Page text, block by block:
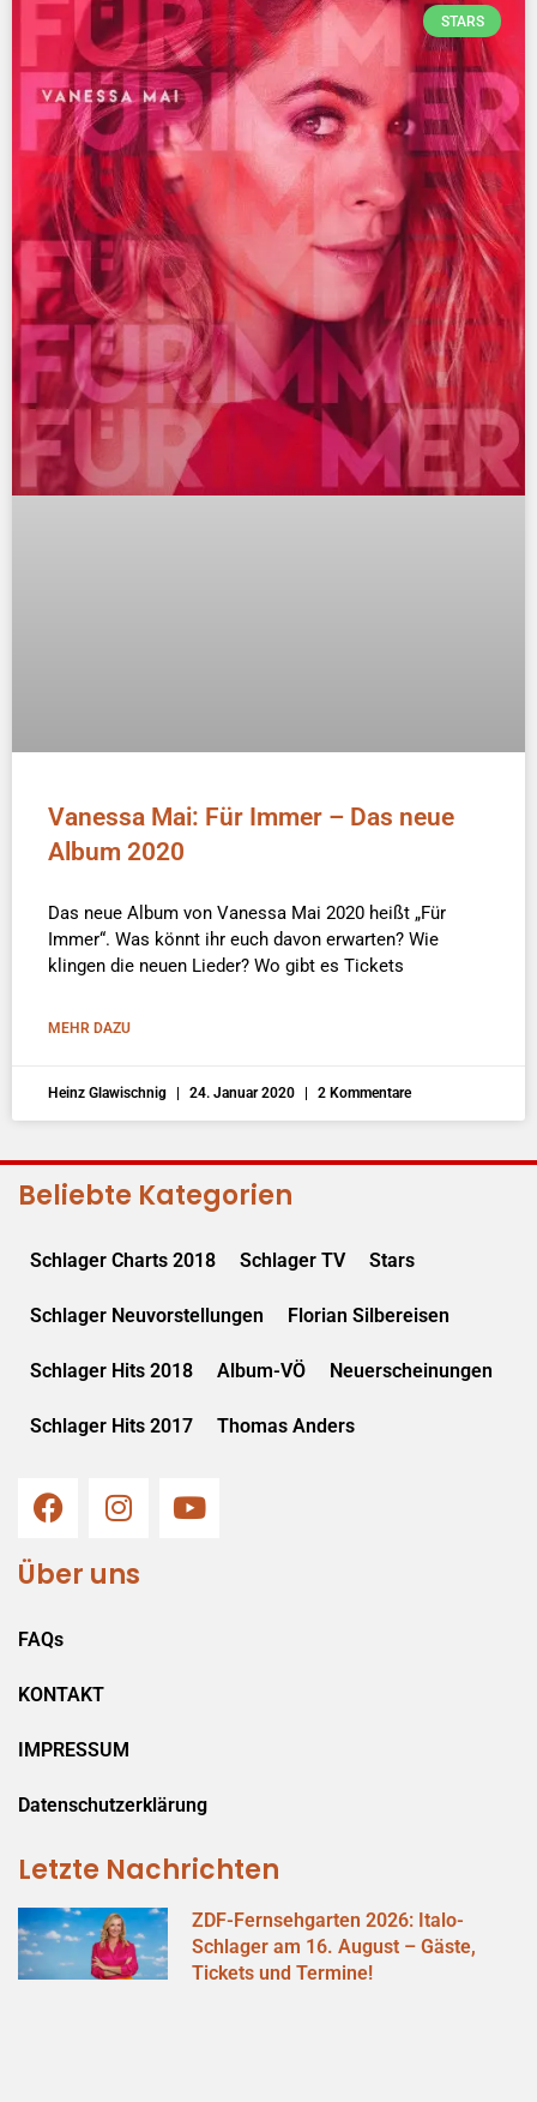
STARS
Vanessa Mai: Für Immer – Das neue
Album 2020
Das neue Album von Vanessa Mai 2020 heißt „Für
Immer“. Was könnt ihr euch davon erwarten? Wie
klingen die neuen Lieder? Wo gibt es Tickets
MEHR DAZU
Heinz Glawischnig 24. Januar 2020 2 Kommentare
Beliebte Kategorien
Schlager Charts 2018 Schlager TV Stars
Schlager Neuvorstellungen Florian Silbereisen
Schlager Hits 2018 Album-VÖ Neuerscheinungen
Schlager Hits 2017 Thomas Anders
Über uns
FAQs
KONTAKT
IMPRESSUM
Datenschutzerklärung
Letzte Nachrichten
ZDF-Fernsehgarten 2026: Italo-
Schlager am 16. August – Gäste,
Tickets und Termine!